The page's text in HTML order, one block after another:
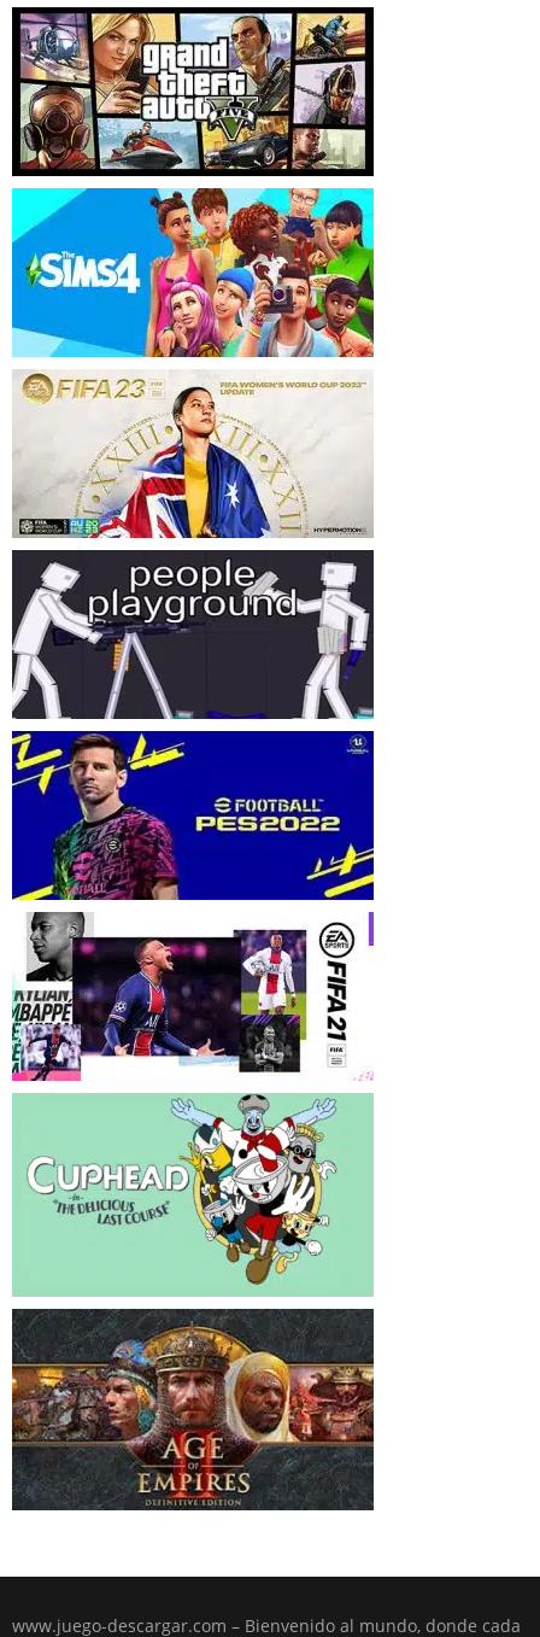
www.juego-descargar.com – Bienvenido al mundo, donde cada